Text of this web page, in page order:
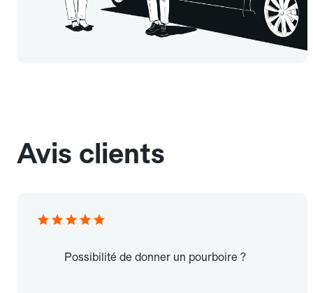
Avis clients
Possibilité de donner un pourboire ?